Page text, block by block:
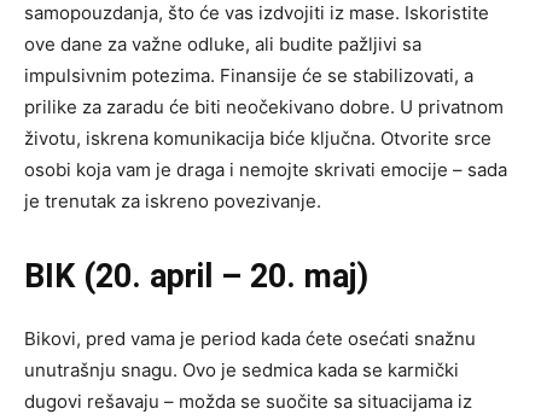
samopouzdanja, što će vas izdvojiti iz mase. Iskoristite
ove dane za važne odluke, ali budite pažljivi sa
impulsivnim potezima. Finansije će se stabilizovati, a
prilike za zaradu će biti neočekivano dobre. U privatnom
životu, iskrena komunikacija biće ključna. Otvorite srce
osobi koja vam je draga i nemojte skrivati emocije – sada
je trenutak za iskreno povezivanje.
BIK (20. april – 20. maj)
Bikovi, pred vama je period kada ćete osećati snažnu
unutrašnju snagu. Ovo je sedmica kada se karmički
dugovi rešavaju – možda se suočite sa situacijama iz